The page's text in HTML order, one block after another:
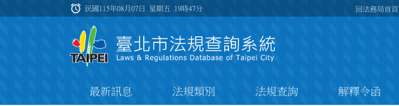
:::
alarm 民國115年08月07日 星期五 19時47分 回法務局首頁
最新訊息 法規類別 法規查詢 解釋令函